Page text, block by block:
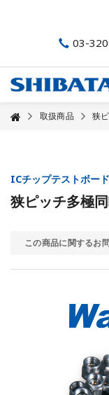
03-
取扱商品 狭
ICチップテストボー
狭ピッチ多極
この商品に関するお